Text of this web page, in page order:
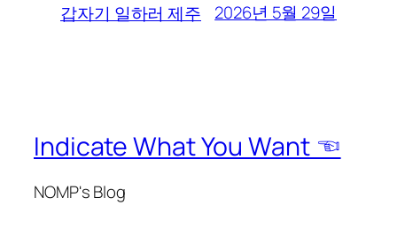
갑자기 일하러 제주 2026년 5월 29일
Indicate What You Want ☜
NOMP's Blog